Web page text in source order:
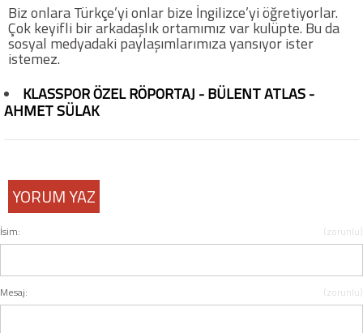
Biz onlara Türkçe’yi onlar bize İngilizce’yi öğretiyorlar.
Çok keyifli bir arkadaşlık ortamımız var kulüpte. Bu da
sosyal medyadaki paylaşımlarımıza yansıyor ister
istemez.
KLASSPOR ÖZEL RÖPORTAJ - BÜLENT ATLAS -
AHMET SÜLAK
YORUM YAZ
İsim: (zorunlu)
Mesaj: (zorunlu)